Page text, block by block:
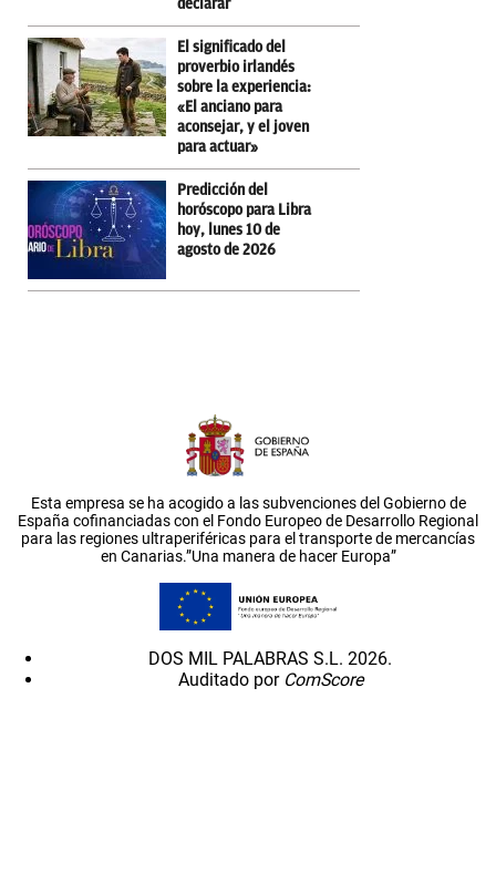
declarar
El significado del
proverbio irlandés
sobre la experiencia:
«El anciano para
aconsejar, y el joven
para actuar»
Predicción del
horóscopo para Libra
hoy, lunes 10 de
agosto de 2026
Esta empresa se ha acogido a las subvenciones del Gobierno de
España cofinanciadas con el Fondo Europeo de Desarrollo Regional
para las regiones ultraperiféricas para el transporte de mercancías
en Canarias.”Una manera de hacer Europa”
DOS MIL PALABRAS S.L. 2026.
Auditado por ComScore